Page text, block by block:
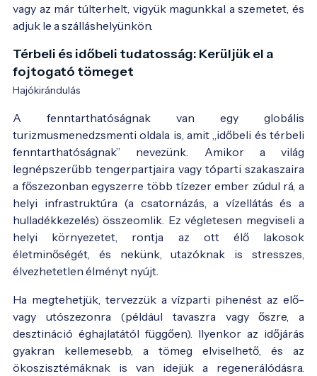
vagy az már túlterhelt, vigyük magunkkal a szemetet, és
adjuk le a szálláshelyünkön.
Térbeli és időbeli tudatosság: Kerüljük el a
fojtogató tömeget
Hajókirándulás
A fenntarthatóságnak van egy globális
turizmusmenedzsmenti oldala is, amit „időbeli és térbeli
fenntarthatóságnak” nevezünk. Amikor a világ
legnépszerűbb tengerpartjaira vagy tóparti szakaszaira
a főszezonban egyszerre több tízezer ember zúdul rá, a
helyi infrastruktúra (a csatornázás, a vízellátás és a
hulladékkezelés) összeomlik. Ez végletesen megviseli a
helyi környezetet, rontja az ott élő lakosok
életminőségét, és nekünk, utazóknak is stresszes,
élvezhetetlen élményt nyújt.
Ha megtehetjük, tervezzük a vízparti pihenést az elő-
vagy utószezonra (például tavaszra vagy őszre, a
desztináció éghajlatától függően). Ilyenkor az időjárás
gyakran kellemesebb, a tömeg elviselhető, és az
ökoszisztémáknak is van idejük a regenerálódásra.